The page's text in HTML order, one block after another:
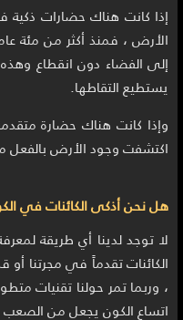
إذا كانت هناك حضارات
الأرض ، فمنذ أكثر من مئة
إلى الفضاء دون انقطاع
يستطيع التقاطها.
وإذا كانت هناك حضارة
اكتشفت وجود الأرض
هل نحن أذكى الكائنات في
لا توجد لدينا أي طريقة
الكائنات تقدماً في مجرتنا
، وربما تمر حولنا تقنيات
اتساع الكون يجعل من الصعب